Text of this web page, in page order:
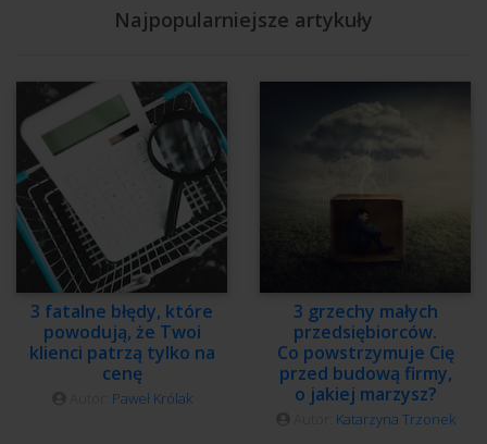
Najpopularniejsze artykuły
3 fatalne błędy, które
powodują, że Twoi
klienci patrzą tylko na
cenę
Paweł Królak
3 grzechy małych
przedsiębiorców.
Co powstrzymuje Cię
przed budową firmy,
o jakiej marzysz?
Katarzyna Trzonek